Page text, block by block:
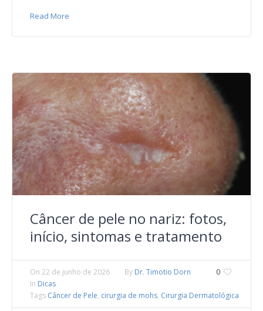
Read More
Câncer de pele no nariz: fotos,
início, sintomas e tratamento
0
On 22 de junho de 2026 By Dr. Timotio Dorn
In Dicas
Tags Câncer de Pele, cirurgia de mohs, Cirurgia Dermatológica